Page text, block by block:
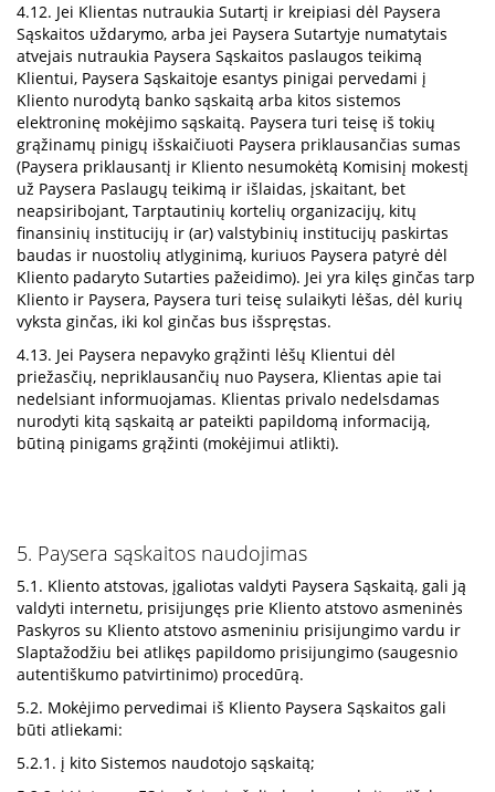
4.12. Jei Klientas nutraukia Sutartį ir kreipiasi dėl Paysera
Sąskaitos uždarymo, arba jei Paysera Sutartyje numatytais
atvejais nutraukia Paysera Sąskaitos paslaugos teikimą
Klientui, Paysera Sąskaitoje esantys pinigai pervedami į
Kliento nurodytą banko sąskaitą arba kitos sistemos
elektroninę mokėjimo sąskaitą. Paysera turi teisę iš tokių
grąžinamų pinigų išskaičiuoti Paysera priklausančias sumas
(Paysera priklausantį ir Kliento nesumokėtą Komisinį mokestį
už Paysera Paslaugų teikimą ir išlaidas, įskaitant, bet
neapsiribojant, Tarptautinių kortelių organizacijų, kitų
finansinių institucijų ir (ar) valstybinių institucijų paskirtas
baudas ir nuostolių atlyginimą, kuriuos Paysera patyrė dėl
Kliento padaryto Sutarties pažeidimo). Jei yra kilęs ginčas tarp
Kliento ir Paysera, Paysera turi teisę sulaikyti lėšas, dėl kurių
vyksta ginčas, iki kol ginčas bus išspręstas.
4.13. Jei Paysera nepavyko grąžinti lėšų Klientui dėl
priežasčių, nepriklausančių nuo Paysera, Klientas apie tai
nedelsiant informuojamas. Klientas privalo nedelsdamas
nurodyti kitą sąskaitą ar pateikti papildomą informaciją,
būtiną pinigams grąžinti (mokėjimui atlikti).
5. Paysera sąskaitos naudojimas
5.1. Kliento atstovas, įgaliotas valdyti Paysera Sąskaitą, gali ją
valdyti internetu, prisijungęs prie Kliento atstovo asmeninės
Paskyros su Kliento atstovo asmeniniu prisijungimo vardu ir
Slaptažodžiu bei atlikęs papildomo prisijungimo (saugesnio
autentiškumo patvirtinimo) procedūrą.
5.2. Mokėjimo pervedimai iš Kliento Paysera Sąskaitos gali
būti atliekami:
5.2.1. į kito Sistemos naudotojo sąskaitą;